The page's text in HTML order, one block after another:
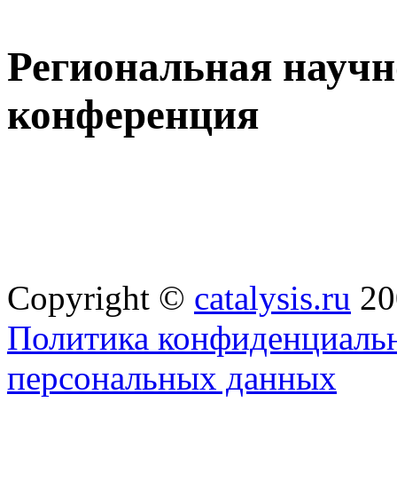
Региональная
конференция
Copyright © catalysis.ru
Политика
персональных данных